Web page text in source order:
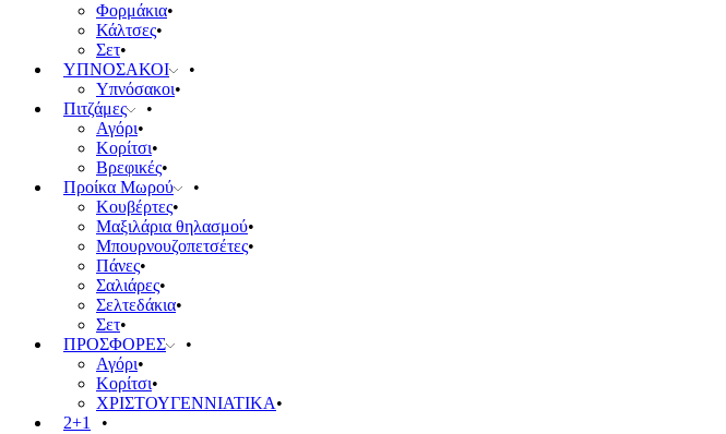
Φορμάκια
Κάλτσες
Σετ
ΥΠΝΟΣΑΚΟΙ
Υπνόσακοι
Πιτζάμες
Αγόρι
Κορίτσι
Βρεφικές
Προίκα Μωρού
Κουβέρτες
Μαξιλάρια θηλασμού
Μπουρνουζοπετσέτες
Πάνες
Σαλιάρες
Σελτεδάκια
Σετ
ΠΡΟΣΦΟΡΕΣ
Αγόρι
Κορίτσι
ΧΡΙΣΤΟΥΓΕΝΝΙΑΤΙΚΑ
2+1